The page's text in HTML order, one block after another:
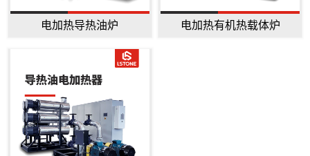
电加热导热油炉 电加热有机热载体炉